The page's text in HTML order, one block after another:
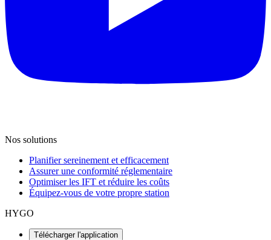
Nos solutions
Planifier sereinement et efficacement
Assurer une conformité réglementaire
Optimiser les IFT et réduire les coûts
Équipez-vous de votre propre station
HYGO
Télécharger l'application